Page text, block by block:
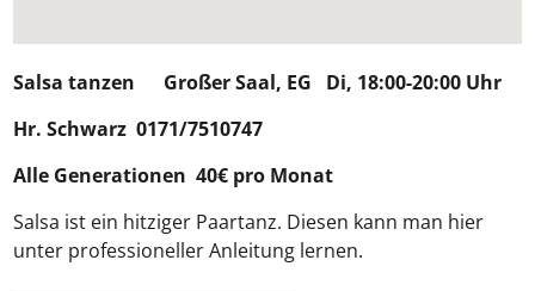
Salsa tanzen
Großer Saal, EG Di, 18:00-20:00 Uhr
Hr. Schwarz 0171/7510747
Alle Generationen 40€ pro Monat
Salsa ist ein hitziger Paartanz. Diesen kann man hier
unter professioneller Anleitung lernen.